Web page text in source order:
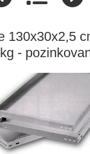
130x30x2,5
-